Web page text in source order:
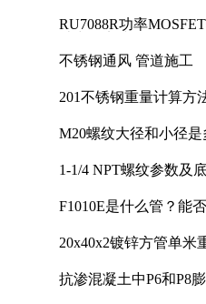
RU7088R功率
不锈钢通风 管道施工
201不锈钢重量计算方
M20螺纹大径和小径是
1-1/4 NPT螺纹参数及
F1010E是什么管？能
20x40x2镀锌方管单米
抗渗混凝土中P6和P8